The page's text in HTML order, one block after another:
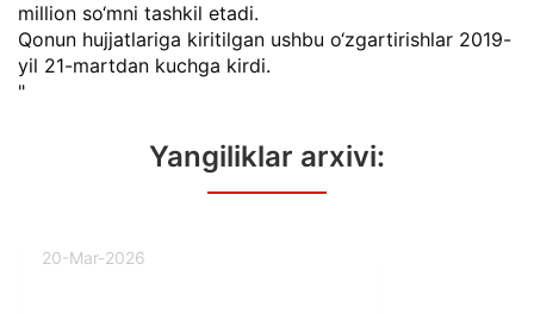
million so‘mni tashkil etadi.
Qonun hujjatlariga kiritilgan ushbu o‘zgartirishlar 2019-
yil 21-martdan kuchga kirdi.
"
Yangiliklar arxivi:
20-Mar-2026